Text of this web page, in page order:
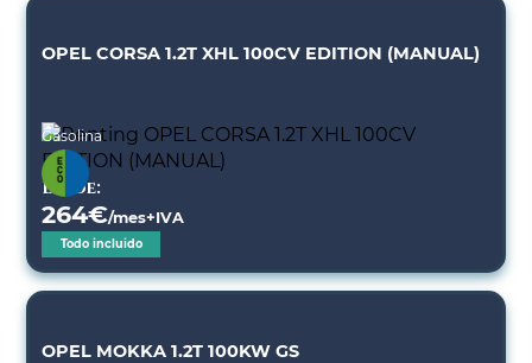
OPEL CORSA 1.2T XHL 100CV EDITION (MANUAL)
Gasolina
Desde:
264€/mes+IVA
Todo incluido
OPEL MOKKA 1.2T 100KW GS